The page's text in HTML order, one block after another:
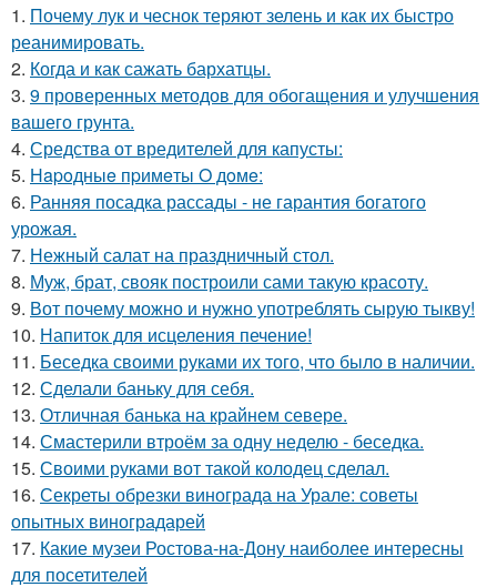
1. Почему лук и чеснок теряют зелень и как их быстро
реанимировать.
2. Когда и как сажать бархатцы.
3. 9 проверенных методов для обогащения и улучшения
вашего грунта.
4. Средства от вредителей для капусты:
5. Нapoдныe пpимeты O дoмe:
6. Ранняя посадка рассады - не гарантия богатого
урожая.
7. Нежный салат на праздничный стол.
8. Муж, брат, свояк построили сами такую красоту.
9. Вот почему можно и нужно употреблять сырую тыкву!
10. Напиток для исцеления печение!
11. Беседка своими руками их того, что было в наличии.
12. Сделали баньку для себя.
13. Отличная банька на крайнем севере.
14. Смастерили втроём за одну неделю - беседка.
15. Своими руками вот такой колодец сделал.
16. Секреты обрезки винограда на Урале: советы
опытных виноградарей
17. Какие музеи Ростова-на-Дону наиболее интересны
для посетителей